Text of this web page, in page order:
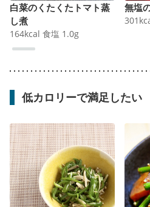
白菜のくたくたトマト蒸
し煮
164kcal 食塩 1.0g
無塩
301
低カロリーで満足したい